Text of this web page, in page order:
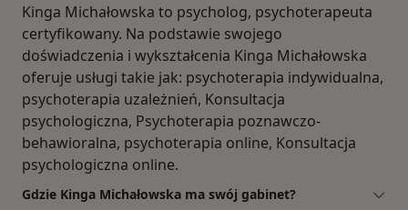
Kinga Michałowska to psycholog, psychoterapeuta
certyfikowany. Na podstawie swojego
doświadczenia i wykształcenia Kinga Michałowska
oferuje usługi takie jak: psychoterapia indywidualna,
psychoterapia uzależnień, Konsultacja
psychologiczna, Psychoterapia poznawczo-
behawioralna, psychoterapia online, Konsultacja
psychologiczna online.
Gdzie Kinga Michałowska ma swój gabinet?